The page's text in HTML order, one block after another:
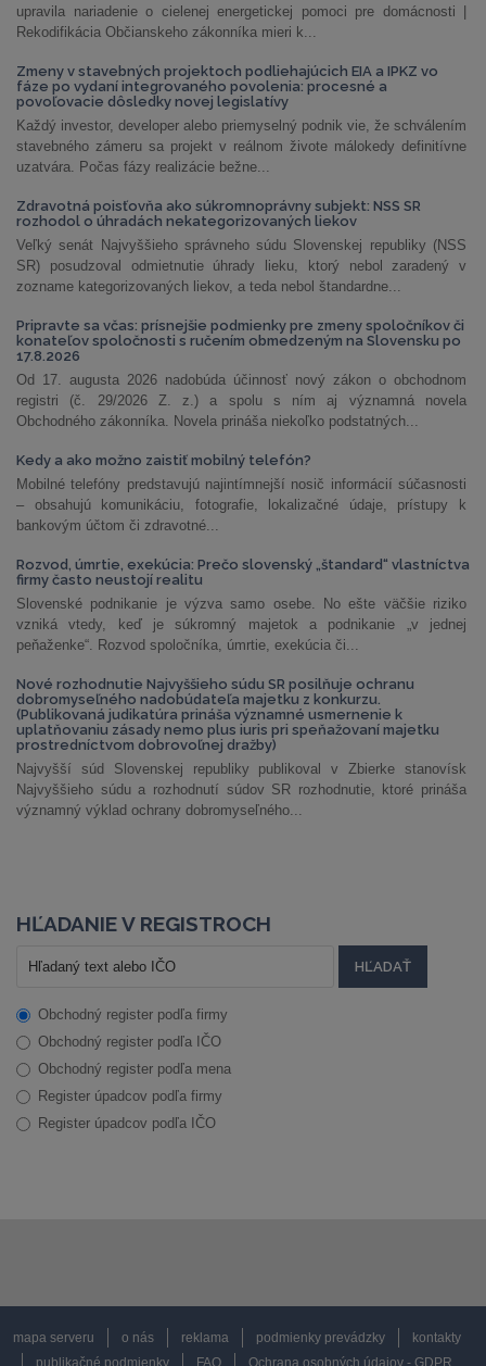
upravila nariadenie o cielenej energetickej pomoci pre domácnosti |
Rekodifikácia Občianskeho zákonníka mieri k...
Zmeny v stavebných projektoch podliehajúcich EIA a IPKZ vo
fáze po vydaní integrovaného povolenia: procesné a
povoľovacie dôsledky novej legislatívy
Každý investor, developer alebo priemyselný podnik vie, že schválením
stavebného zámeru sa projekt v reálnom živote málokedy definitívne
uzatvára. Počas fázy realizácie bežne...
Zdravotná poisťovňa ako súkromnoprávny subjekt: NSS SR
rozhodol o úhradách nekategorizovaných liekov
Veľký senát Najvyššieho správneho súdu Slovenskej republiky (NSS
SR) posudzoval odmietnutie úhrady lieku, ktorý nebol zaradený v
zozname kategorizovaných liekov, a teda nebol štandardne...
Pripravte sa včas: prísnejšie podmienky pre zmeny spoločníkov či
konateľov spoločnosti s ručením obmedzeným na Slovensku po
17.8.2026
Od 17. augusta 2026 nadobúda účinnosť nový zákon o obchodnom
registri (č. 29/2026 Z. z.) a spolu s ním aj významná novela
Obchodného zákonníka. Novela prináša niekoľko podstatných...
Kedy a ako možno zaistiť mobilný telefón?
Mobilné telefóny predstavujú najintímnejší nosič informácií súčasnosti
– obsahujú komunikáciu, fotografie, lokalizačné údaje, prístupy k
bankovým účtom či zdravotné...
Rozvod, úmrtie, exekúcia: Prečo slovenský „štandard“ vlastníctva
firmy často neustojí realitu
Slovenské podnikanie je výzva samo osebe. No ešte väčšie riziko
vzniká vtedy, keď je súkromný majetok a podnikanie „v jednej
peňaženke“. Rozvod spoločníka, úmrtie, exekúcia či...
Nové rozhodnutie Najvyššieho súdu SR posilňuje ochranu
dobromyseľného nadobúdateľa majetku z konkurzu.
(Publikovaná judikatúra prináša významné usmernenie k
uplatňovaniu zásady nemo plus iuris pri speňažovaní majetku
prostredníctvom dobrovoľnej dražby)
Najvyšší súd Slovenskej republiky publikoval v Zbierke stanovísk
Najvyššieho súdu a rozhodnutí súdov SR rozhodnutie, ktoré prináša
významný výklad ochrany dobromyseľného...
HĽADANIE V REGISTROCH
Obchodný register podľa firmy
Obchodný register podľa IČO
Obchodný register podľa mena
Register úpadcov podľa firmy
Register úpadcov podľa IČO
mapa serveru o nás reklama podmienky prevádzky
kontakty
publikačné podmienky
FAQ Ochrana osobných údajov - GDPR